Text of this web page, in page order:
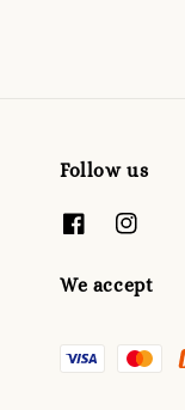
Follow us
We accept